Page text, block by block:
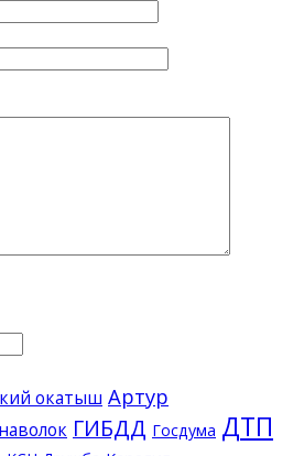
окатыш Артур
ГИБДД Госдума ДТП